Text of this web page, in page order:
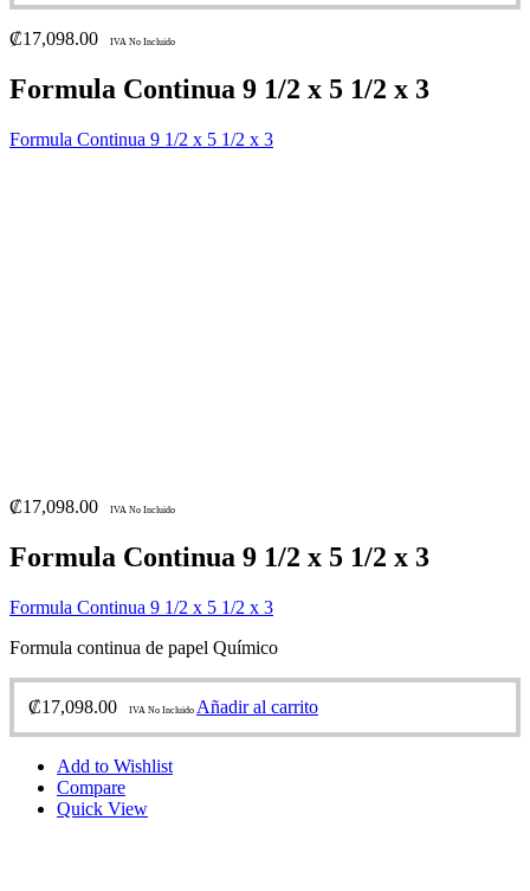
₡17,098.00 IVA No Incluido
Formula Continua 9 1/2 x 5 1/2 x 3
Formula Continua 9 1/2 x 5 1/2 x 3
₡17,098.00 IVA No Incluido
Formula Continua 9 1/2 x 5 1/2 x 3
Formula Continua 9 1/2 x 5 1/2 x 3
Formula continua de papel Químico
₡17,098.00 IVA No Incluido Añadir al carrito
Add to Wishlist
Compare
Quick View